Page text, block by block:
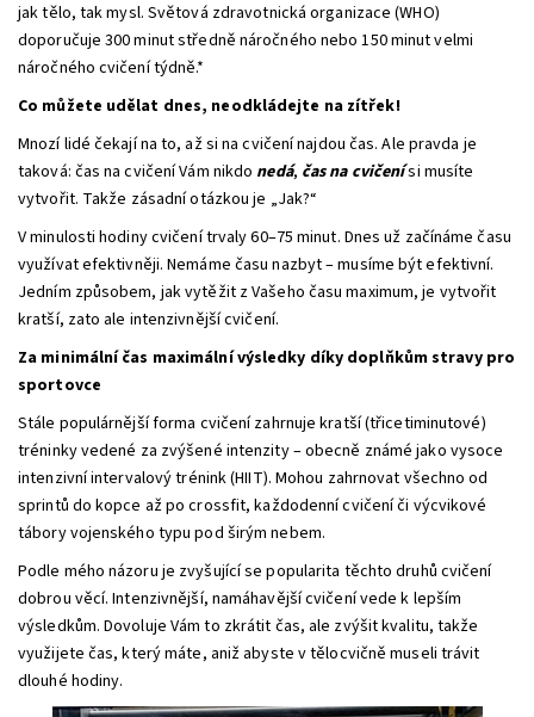
jak tělo, tak mysl. Světová zdravotnická organizace (WHO)
doporučuje 300 minut středně náročného nebo 150 minut velmi
náročného cvičení týdně.*
Co můžete udělat dnes, neodkládejte na zítřek!
Mnozí lidé čekají na to, až si na cvičení najdou čas. Ale pravda je
taková: čas na cvičení Vám nikdo nedá, čas na cvičenísi musíte
vytvořit. Takže zásadní otázkou je „Jak?“
V minulosti hodiny cvičení trvaly 60–75 minut. Dnes už začínáme času
využívat efektivněji. Nemáme času nazbyt – musíme být efektivní.
Jedním způsobem, jak vytěžit z Vašeho času maximum, je vytvořit
kratší, zato ale intenzivnější cvičení.
Za minimální čas maximální výsledky díky doplňkům stravy pro
sportovce
Stále populárnější forma cvičení zahrnuje kratší (třicetiminutové)
tréninky vedené za zvýšené intenzity – obecně známé jako vysoce
intenzivní intervalový trénink (HIIT). Mohou zahrnovat všechno od
sprintů do kopce až po crossfit, každodenní cvičení či výcvikové
tábory vojenského typu pod širým nebem.
Podle mého názoru je zvyšující se popularita těchto druhů cvičení
dobrou věcí. Intenzivnější, namáhavější cvičení vede k lepším
výsledkům. Dovoluje Vám to zkrátit čas, ale zvýšit kvalitu, takže
využijete čas, který máte, aniž abyste v tělocvičně museli trávit
dlouhé hodiny.